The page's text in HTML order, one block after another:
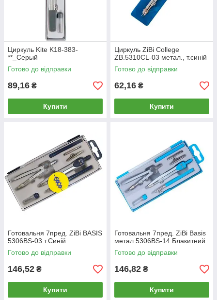
Циркуль Kite K18-383-
**_Серый
Готово до відправки
89,16 ₴
Купити
Циркуль ZiBi College
ZB.5310CL-03 метал., т.синій
Готово до відправки
62,16 ₴
Купити
Готовальня 7пред. ZiBi BASIS
5306BS-03 т.Синій
Готово до відправки
146,52 ₴
Купити
Готовальня 7пред. ZiBi Basis
метал 5306BS-14 Блакитний
Готово до відправки
146,82 ₴
Купити